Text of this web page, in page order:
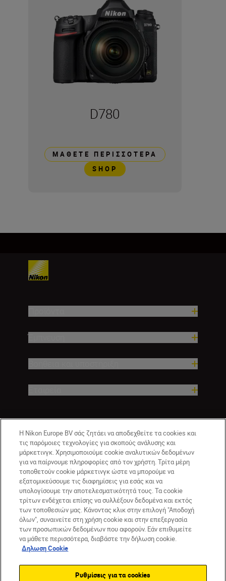
D780
ΜΆΘΕΤΕ ΠΕΡΙΣΣΌΤΕΡΑ
SHOP
GR Nikon Sites
Επικοινωνήστε μαζί μας
Δήλωση περί απορρήτου
Όροι Χρήσης
Δήλωση cookie
Ρυθμίσεις cookie
© 2026 Nikon
Back to top
Η Nikon Europe BV σάς ζητάει να αποδεχθείτε τα cookies και
τις παρόμοιες τεχνολογίες για σκοπούς ανάλυσης και
μάρκετινγκ. Χρησιμοποιούμε cookie αναλυτικών δεδομένων
για να παίρνουμε πληροφορίες από τον χρήστη. Τρίτα μέρη
τοποθετούν cookie μάρκετινγκ ώστε να μπορούμε να
εξατομικεύσουμε τις διαφημίσεις για εσάς και να
υπολογίσουμε την αποτελεσματικότητά τους. Τα cookie
τρίτων ενδέχεται επίσης να συλλέξουν δεδομένα και εκτός
των τοποθεσιών μας. Κάνοντας κλικ στην επιλογή "Αποδοχή
όλων", συναινείτε στη χρήση cookie και στην επεξεργασία
των προσωπικών δεδομένων που αφορούν. Εάν επιθυμείτε
να μάθετε περισσότερα, διαβάστε την δήλωση cookie.
Δηλωση Cookie
Ρυθμίσεις για τα cookies